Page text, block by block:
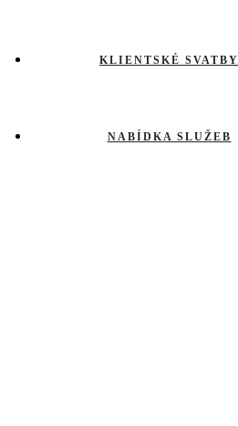
KLIENTSKÉ SVATBY
NABÍDKA SLUŽEB